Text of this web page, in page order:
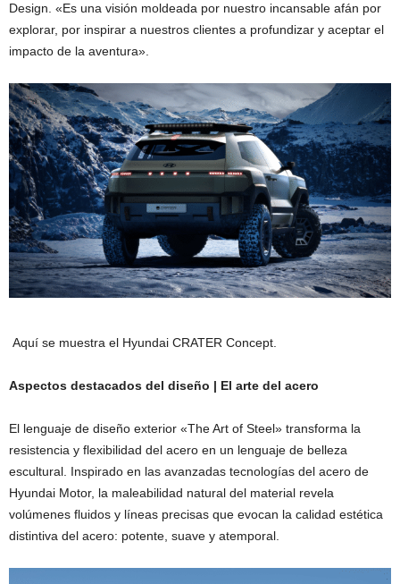
Design. «Es una visión moldeada por nuestro incansable afán por
explorar, por inspirar a nuestros clientes a profundizar y aceptar el
impacto de la aventura».
Aquí se muestra el Hyundai CRATER Concept.
Aspectos destacados del diseño | El arte del acero
El lenguaje de diseño exterior «The Art of Steel» transforma la
resistencia y flexibilidad del acero en un lenguaje de belleza
escultural. Inspirado en las avanzadas tecnologías del acero de
Hyundai Motor, la maleabilidad natural del material revela
volúmenes fluidos y líneas precisas que evocan la calidad estética
distintiva del acero: potente, suave y atemporal.